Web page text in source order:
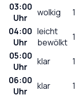
03:00
Uhr
wolkig
04:00
Uhr
leicht
bewölkt
05:00
Uhr
klar
06:00
Uhr
klar